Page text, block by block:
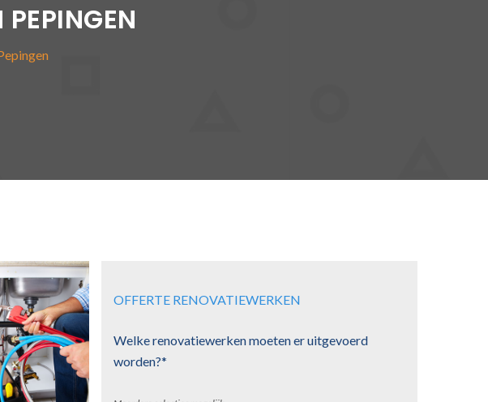
OFFERTE RENOVATIEWERKEN
Welke renovatiewerken moeten er uitgevoerd
worden?*